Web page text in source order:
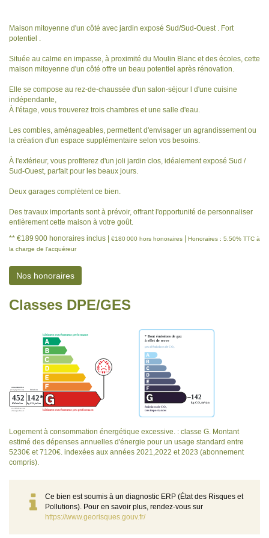
Maison mitoyenne d'un côté avec jardin exposé Sud/Sud-Ouest . Fort
potentiel .
Située au calme en impasse, à proximité du Moulin Blanc et des écoles, cette
maison mitoyenne d'un côté offre un beau potentiel après rénovation.
Elle se compose au rez-de-chaussée d'un salon-séjour l d'une cuisine
indépendante,
À l'étage, vous trouverez trois chambres et une salle d'eau.
Les combles, aménageables, permettent d'envisager un agrandissement ou
la création d'un espace supplémentaire selon vos besoins.
À l'extérieur, vous profiterez d'un joli jardin clos, idéalement exposé Sud /
Sud-Ouest, parfait pour les beaux jours.
Deux garages complètent ce bien.
Des travaux importants sont à prévoir, offrant l'opportunité de personnaliser
entièrement cette maison à votre goût.
** €189 900 honoraires inclus €180 000 hors honoraires
Honoraires : 5.50% TTC à
la charge de l'acquéreur
Nos honoraires
Classes DPE/GES
Logement à consommation énergétique excessive. : classe G. Montant
estimé des dépenses annuelles d'énergie pour un usage standard entre
5230€ et 7120€. indexées aux années 2021,2022 et 2023 (abonnement
compris).
Ce bien est soumis à un diagnostic ERP (État des Risques et
Pollutions). Pour en savoir plus, rendez-vous sur
https://www.georisques.gouv.fr/